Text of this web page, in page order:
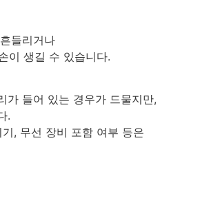
들리거나
이 생길 수 있습니다.
가 들어 있는 경우가 드물지만,
.
, 무선 장비 포함 여부 등은